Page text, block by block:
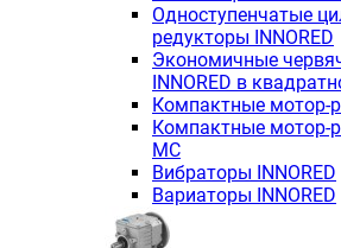
Одноступенчатые
редукторы INNORED
Экономичные
INNORED в
Компактные мотор-
Компактные мотор-
MC
Вибраторы INNORED
Вариаторы INNORED